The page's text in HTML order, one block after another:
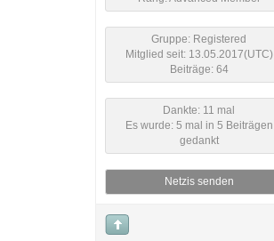
Gruppe: Registered
Mitglied seit: 13.05.2017(UTC)
Beiträge: 64
Dankte: 11 mal
Es wurde: 5 mal in 5 Beiträgen
gedankt
Netzis senden